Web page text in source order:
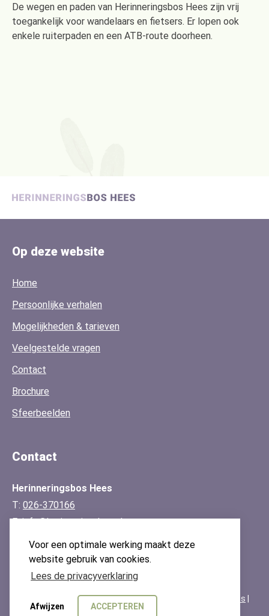
Voor een optimale werking maakt deze
website gebruik van cookies.
Lees de privacyverklaring
Afwijzen ACCEPTEREN
De wegen en paden van Herinneringsbos Hees zijn vrij
toegankelijk voor wandelaars en fietsers. Er lopen ook
enkele ruiterpaden en een ATB-route doorheen.
Op deze website
Home
Persoonlijke verhalen
Mogelijkheden & tarieven
Veelgestelde vragen
Contact
Brochure
Sfeerbeelden
Contact
Herinneringsbos Hees
T: 026-370166
E:info@herinneringsbos.nl
KvK: 91143861
Contactgegevens & route
© Herinneringsbos.nl - Alle rechten voorbehouden | Cookies
Privacyverklaring